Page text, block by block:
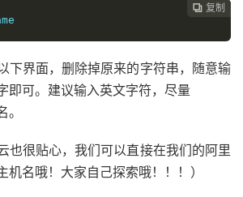
 复制
 复制
 复制
 复制
 复制
 复制
 复制
 复制
 复制
 复制
 复制
 复制
 复制
下界面，删除掉原来的字符串，随意输
即可。建议输入英文字符，尽量
也很贴心，我们可以直接在我们的阿里
机名哦！大家自己探索哦！！！）